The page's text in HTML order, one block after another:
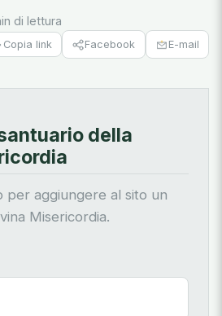
di lettura
Copia link Facebook E-mail
della
per aggiungere al sito un
Misericordia.